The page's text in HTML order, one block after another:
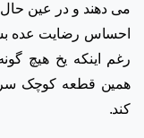
می دهند و در عین
احساس رضایت عده
رغم اینکه یخ هیچ
همین قطعه کوچک
کند.